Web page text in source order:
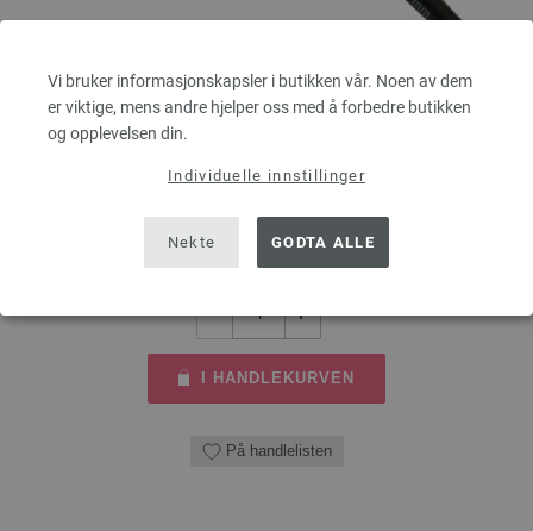
Vi bruker informasjonskapsler i butikken vår. Noen av dem
er viktige, mens andre hjelper oss med å forbedre butikken
og opplevelsen din.
Individuelle innstillinger
Nekte GODTA ALLE
Heklenål (med mykt plastgrep) (Aluminium) St. 4,5
Heklenål Aluminum med plastgrep fra LANA GROSSA, Tykkelse 4,5 mm,
Ekskl. MVA, pluss leverans og ev importkostnader
ANTALL
I HANDLEKURVEN
På handlelisten